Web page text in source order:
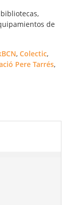
de
, Colectic,
Pere Tarrés,